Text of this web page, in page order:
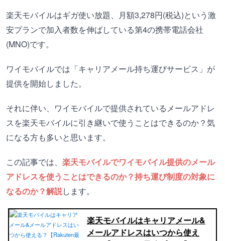
楽天モバイルはギガ使い放題、月額3,278円(税込)という激
安プランで加入者数を伸ばしている第4の携帯電話会社
(MNO)です。
ワイモバイルでは「キャリアメール持ち運びサービス」が
提供を開始しました。
それに伴い、ワイモバイルで提供されているメールアドレ
スを楽天モバイルに引き継いで使うことはできるのか？気
になる方も多いと思います。
この記事では、 楽天モバイルでワイモバイル提供のメール
アドレスを使うことはできるのか？持ち運び制度の対象に
なるのか？解説します。
楽天モバイルはキャリアメール&
メールアドレスはいつから使え